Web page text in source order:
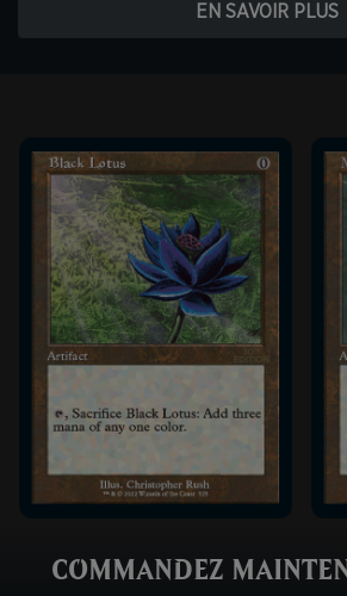
EN SAVOIR PLUS
COMMANDEZ